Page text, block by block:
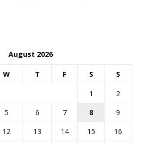
August 2026
W T F S S
1
2
5 6 7 8
9
12 13 14 15
16